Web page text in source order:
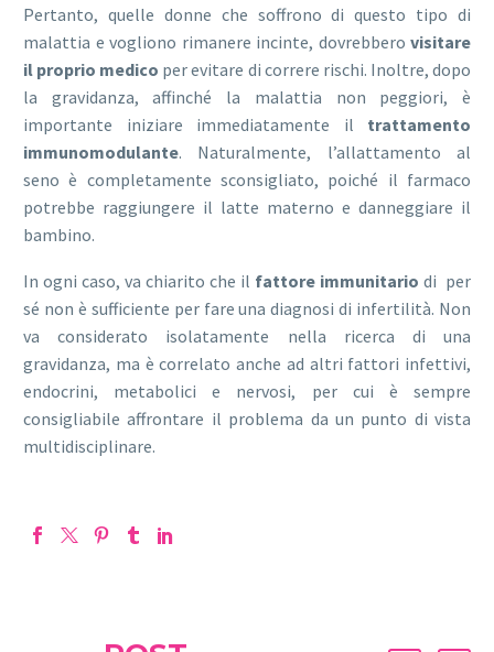
Pertanto, quelle donne che soffrono di questo tipo di
malattia e vogliono rimanere incinte, dovrebbero visitare
il proprio medico per evitare di correre rischi. Inoltre, dopo
la gravidanza, affinché la malattia non peggiori, è
importante iniziare immediatamente il trattamento
immunomodulante. Naturalmente, l’allattamento al
seno è completamente sconsigliato, poiché il farmaco
potrebbe raggiungere il latte materno e danneggiare il
bambino.
In ogni caso, va chiarito che il fattore immunitario di per
sé non è sufficiente per fare una diagnosi di infertilità. Non
va considerato isolatamente nella ricerca di una
gravidanza, ma è correlato anche ad altri fattori infettivi,
endocrini, metabolici e nervosi, per cui è sempre
consigliabile affrontare il problema da un punto di vista
multidisciplinare.